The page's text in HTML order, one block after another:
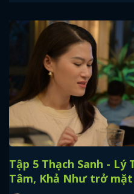
Tập 5 Thạch Sanh - Lý
Tâm, Khả Như trở